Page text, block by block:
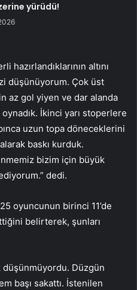
yürüdü!
hazırlandıklarının altını
düşünüyorum. Çok üst
az gol yiyen ve dar alanda
İkinci yarı stoperlere
uzun topa döneceklerini
baskı kurduk.
bizim için büyük
dedi.
oyuncunun birinci 11’de
belirterek, şunları
düşünmüyordu. Düzgün
başı sakattı. İstenilen